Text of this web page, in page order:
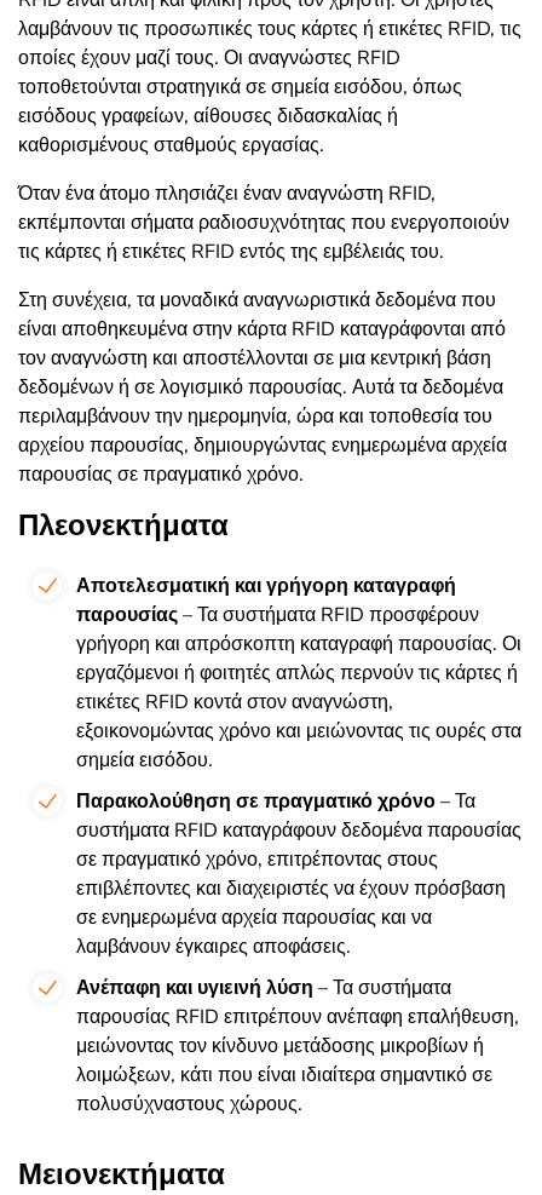
λαμβάνουν τις προσωπικές τους κάρτες ή ετικέτες RFID, τις
οποίες έχουν μαζί τους. Οι αναγνώστες RFID
τοποθετούνται στρατηγικά σε σημεία εισόδου, όπως
εισόδους γραφείων, αίθουσες διδασκαλίας ή
καθορισμένους σταθμούς εργασίας.
Όταν ένα άτομο πλησιάζει έναν αναγνώστη RFID,
εκπέμπονται σήματα ραδιοσυχνότητας που ενεργοποιούν
τις κάρτες ή ετικέτες RFID εντός της εμβέλειάς του.
Στη συνέχεια, τα μοναδικά αναγνωριστικά δεδομένα που
είναι αποθηκευμένα στην κάρτα RFID καταγράφονται από
τον αναγνώστη και αποστέλλονται σε μια κεντρική βάση
δεδομένων ή σε λογισμικό παρουσίας. Αυτά τα δεδομένα
περιλαμβάνουν την ημερομηνία, ώρα και τοποθεσία του
αρχείου παρουσίας, δημιουργώντας ενημερωμένα αρχεία
παρουσίας σε πραγματικό χρόνο.
Πλεονεκτήματα
Αποτελεσματική και γρήγορη καταγραφή
παρουσίας– Τα συστήματα RFID προσφέρουν
γρήγορη και απρόσκοπτη καταγραφή παρουσίας. Οι
εργαζόμενοι ή φοιτητές απλώς περνούν τις κάρτες ή
ετικέτες RFID κοντά στον αναγνώστη,
εξοικονομώντας χρόνο και μειώνοντας τις ουρές στα
σημεία εισόδου.
Παρακολούθηση σε πραγματικό χρόνο– Τα
συστήματα RFID καταγράφουν δεδομένα παρουσίας
σε πραγματικό χρόνο, επιτρέποντας στους
επιβλέποντες και διαχειριστές να έχουν πρόσβαση
σε ενημερωμένα αρχεία παρουσίας και να
λαμβάνουν έγκαιρες αποφάσεις.
Ανέπαφη και υγιεινή λύση – Τα συστήματα
παρουσίας RFID επιτρέπουν ανέπαφη επαλήθευση,
μειώνοντας τον κίνδυνο μετάδοσης μικροβίων ή
λοιμώξεων, κάτι που είναι ιδιαίτερα σημαντικό σε
πολυσύχναστους χώρους.
Μειονεκτήματα